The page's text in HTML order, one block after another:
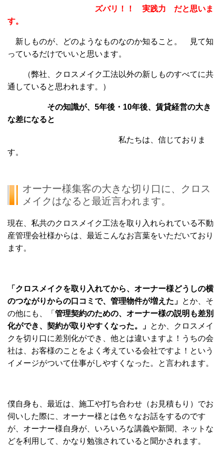
ズバリ！！ 実践力 だと思いま
す。
新しものが、どのようなものなのか知ること。 見て知
っているだけでいいと思います。
（弊社、クロスメイク工法以外の新しものすべてに共
通していると思われます。）
その知識が、5年後・10年後、賃貸経営の大き
な差になると
私たちは、信じておりま
す。
オーナー様集客の大きな切り口に、クロス
メイクはなると最近言われます。
現在、私共のクロスメイク工法を取り入れられている不動
産管理会社様からは、最近こんなお言葉をいただいており
ます。
「クロスメイクを取り入れてから、オーナー様どうしの横
のつながりからの口コミで、管理物件が増えた」 とか、そ
の他にも、「 管理契約のための、オーナー様の説明も差別
化ができ、契約が取りやすくなった。」 とか、クロスメイ
クを切り口に差別化ができ、他とは違いますよ！うちの会
社は、お客様のことをよく考えている会社ですよ！という
イメージがついて仕事がしやすくなった。と言われます。
僕自身も、最近は、施工や打ち合わせ（お見積もり）でお
伺いした際に、オーナー様とは色々なお話をするのです
が、オーナー様自身が、いろいろな講義や新聞、ネットな
どを利用して、かなり勉強されていると聞かされます。